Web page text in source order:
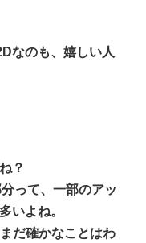
なのも、嬉しい人
？
って、一部のアッ
いよね。
だ確かなことはわ